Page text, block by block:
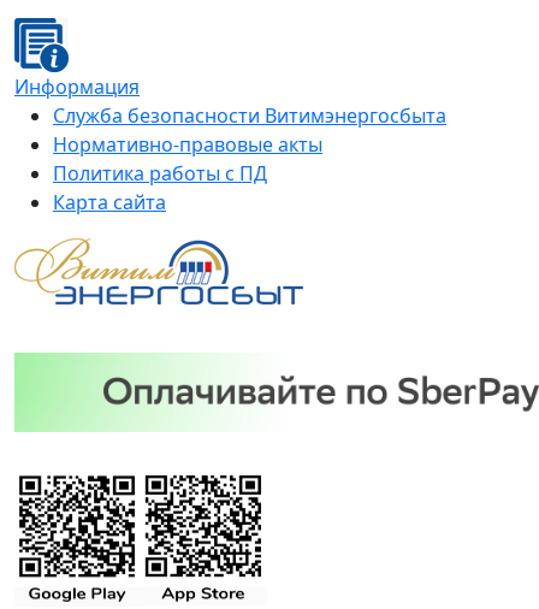
Информация
Служба безопасности Витимэнергосбыта
Нормативно-правовые акты
Политика работы с ПД
Карта сайта